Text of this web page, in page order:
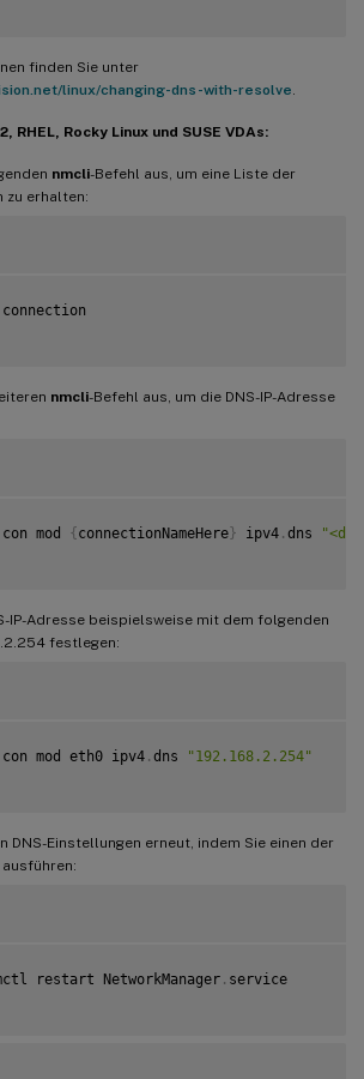
finden Sie unter
linux/changing-dns-with-resolve
RHEL, Rocky Linux und SUSE VDAs:
nmcli-Befehl aus, um eine Liste der
zu erhalten:
nmcli-Befehl aus, um die DNS-IP-Adresse
mod
{connectionNameHere} ipv4 . dns
IP-Adresse beispielsweise mit dem folgenden
festlegen:
mod eth0 ipv4
. dns "192.168.2.254"
DNS-Einstellungen erneut, indem Sie einen der
restart NetworkManager
. service